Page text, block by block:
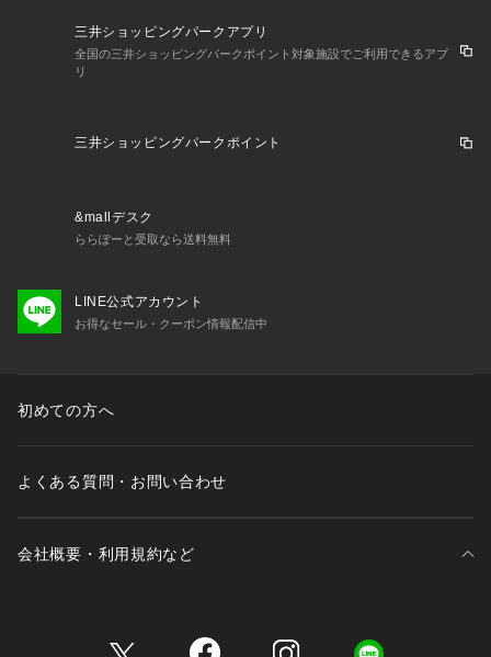
三井ショッピングパークアプリ
全国の三井ショッピングパークポイント対象施設でご利用できるアプ
リ
三井ショッピングパークポイント
&mallデスク
ららぽーと受取なら送料無料
LINE公式アカウント
お得なセール・クーポン情報配信中
初めての方へ
よくある質問・お問い合わせ
会社概要・利用規約など